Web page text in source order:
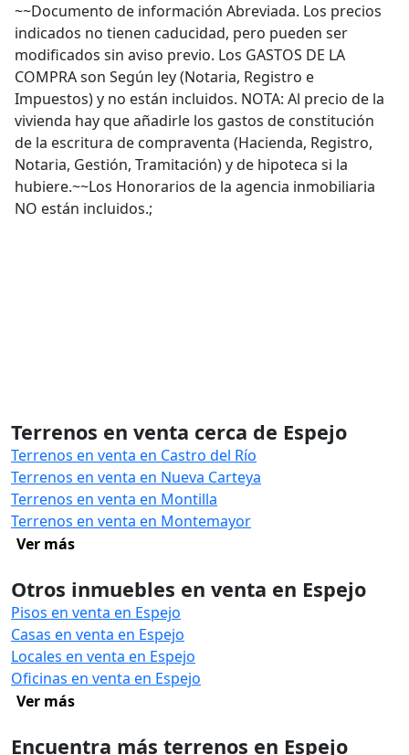
~~Documento de información Abreviada. Los precios
indicados no tienen caducidad, pero pueden ser
modificados sin aviso previo. Los GASTOS DE LA
COMPRA son Según ley (Notaria, Registro e
Impuestos) y no están incluidos. NOTA: Al precio de la
vivienda hay que añadirle los gastos de constitución
de la escritura de compraventa (Hacienda, Registro,
Notaria, Gestión, Tramitación) y de hipoteca si la
hubiere.~~Los Honorarios de la agencia inmobiliaria
NO están incluidos.;
Terrenos en venta cerca de Espejo
Terrenos en venta en Castro del Río
Terrenos en venta en Nueva Carteya
Terrenos en venta en Montilla
Terrenos en venta en Montemayor
Ver más
Otros inmuebles en venta en Espejo
Pisos en venta en Espejo
Casas en venta en Espejo
Locales en venta en Espejo
Oficinas en venta en Espejo
Ver más
Encuentra más terrenos en Espejo